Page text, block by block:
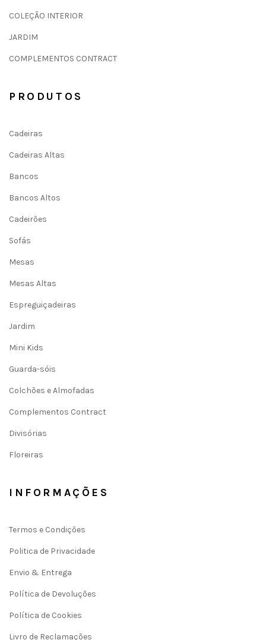
COLEÇÃO INTERIOR
JARDIM
COMPLEMENTOS CONTRACT
PRODUTOS
Cadeiras
Cadeiras Altas
Bancos
Bancos Altos
Cadeirões
Sofás
Mesas
Mesas Altas
Espreguiçadeiras
Jardim
Mini Kids
Guarda-sóis
Colchões e Almofadas
Complementos Contract
Divisórias
Floreiras
INFORMAÇÕES
Termos e Condições
Politica de Privacidade
Envio & Entrega
Política de Devoluções
Política de Cookies
Livro de Reclamações